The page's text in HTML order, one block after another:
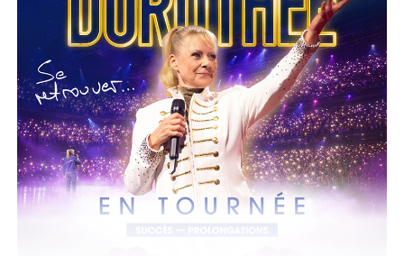
A noter que son 4ème albumPrince of Piecesdont sa sortie est
prévue le 14 août.